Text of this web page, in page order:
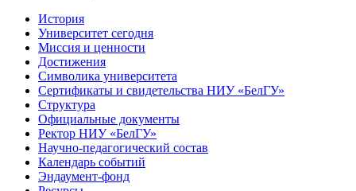
История
Университет сегодня
Миссия и ценности
Достижения
Символика университета
Сертификаты и свидетельства НИУ «БелГУ»
Структура
Официальные документы
Ректор НИУ «БелГУ»
Научно-педагогический состав
Календарь событий
Эндаумент-фонд